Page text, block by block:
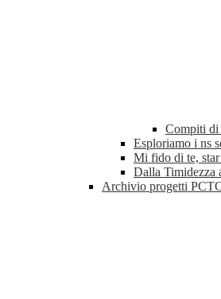
Compiti di
Esploriamo i ns
Mi fido di te, star
Dalla Timidezza
Archivio progetti